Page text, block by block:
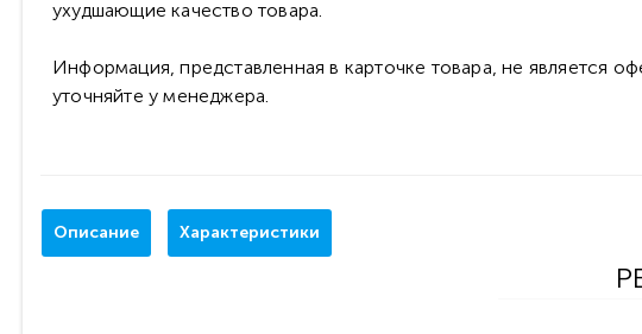
ухудшающие качество товара.
Информация, представленная в карточке товара, не является
уточняйте у менеджера.
Описание Характеристики